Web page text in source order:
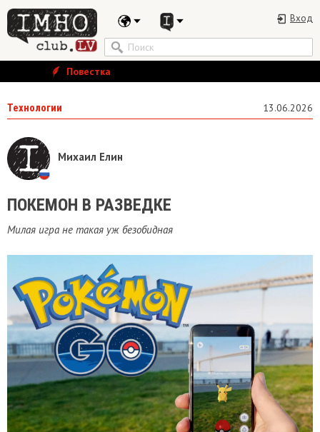
Вход
Повестка
Технологии 13.06.2026
Михаил Елин
ПОКЕМОН В РАЗВЕДКЕ
Милая игра не такая уж безобидная